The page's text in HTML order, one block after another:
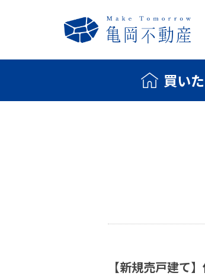
買い
【新規売戸建て